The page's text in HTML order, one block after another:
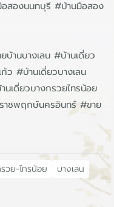
สองนนทบุรี #บ้านมือสอง
บ้านบางเลน #บ้านเดี่ยว
#บ้านเดี่ยวบางเลน
เดี่ยวบางกรวยไทรน้อย
าชพฤกษ์นครอินทร์ #ขาย
วย-ไทรน้อย
บางเลน